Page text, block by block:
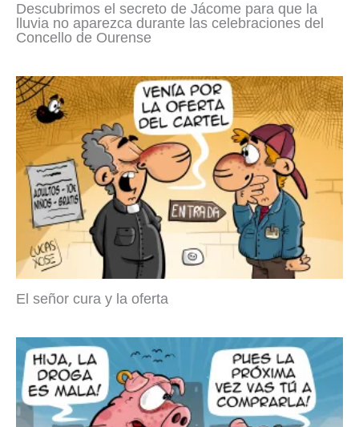
Descubrimos el secreto de Jácome para que la
lluvia no aparezca durante las celebraciones del
Concello de Ourense
El señor cura y la oferta